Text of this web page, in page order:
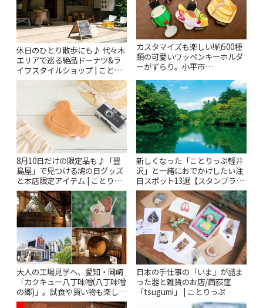
休日のひとり散歩にも♪ 代々木
エリアで巡る絶品ドーナツ&ラ
イフスタイルショップ | ことり
っぷ
カスタマイズも楽しい!約500種
類の可愛いワッペンキーホルダ
ーがずらり。小平市
ぷ
8月10日だけの限定品も♪「豊
島屋」で見つける鳩の日グッズ
と本店限定アイテム | ことりっ
ぷ
新しくなった「ことりっぷ軽井
沢」と一緒におでかけしたい注
目スポット13選【スタンプラリ
ー開催中】 | ことりっぷ
大人の工場見学へ、愛知・岡崎
「カクキュー八丁味噌(八丁味噌
の郷)」。試食や買い物も楽しみ
♪ | ことりっぷ
日本の手仕事の「いま」が詰ま
った器と雑貨のお店/西荻窪
「tsugumi」 | ことりっぷ